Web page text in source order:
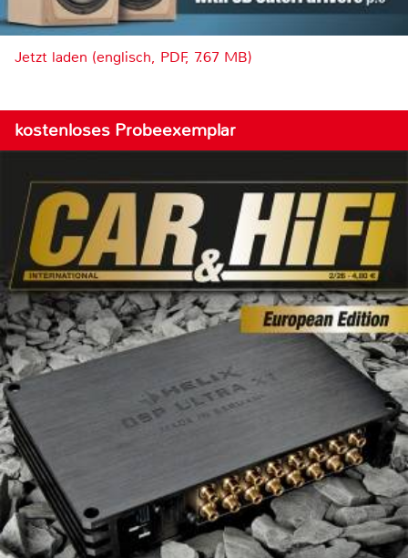
Jetzt laden (englisch, PDF, 7.67 MB)
kostenloses Probeexemplar